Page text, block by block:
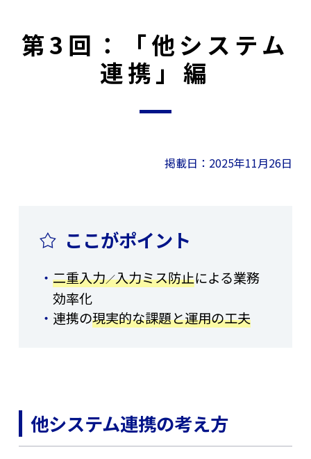
第3回：「他システム
連携」編
掲載日：2025年11月26日
ここがポイント
二重入力／入力ミス防止による業務
効率化
連携の現実的な課題と運用の工夫
他システム連携の考え方